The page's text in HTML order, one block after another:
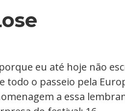
eu até hoje não
todo o passeio pela
a essa